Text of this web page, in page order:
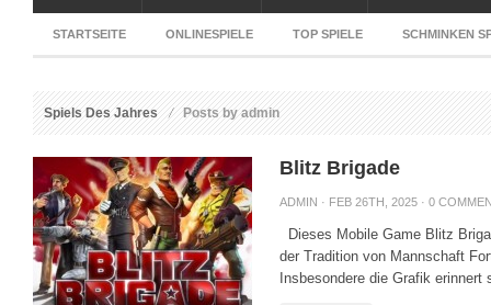
STARTSEITE ONLINESPIELE TOP SPIELE SCHMINKEN
Spiels Des Jahres Posts by admin
Blitz Brigade
ADMIN · FEB 26TH, 2025 · 0
Dieses Mobile Game Blitz
der Tradition von Mannschaft
Insbesondere die Grafik erinnert